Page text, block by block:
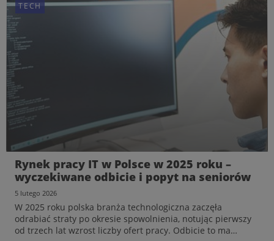
TECH
AI jako nowa kompetencja zawodowa.
Nowe dane z rynku pokazują zmianę w
rekrutacjach
19 marca 2026
Pracuj.pl wspiera program Google „Umiejętności Jutra AI
3.0” wiedzą o rynku pracy
TECH
Rynek pracy IT w Polsce w 2025 roku –
wyczekiwane odbicie i popyt na seniorów
5 lutego 2026
W 2025 roku polska branża technologiczna zaczęła
odrabiać straty po okresie spowolnienia, notując pierwszy
od trzech lat wzrost liczby ofert pracy. Odbicie to ma